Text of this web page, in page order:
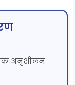
एक अनुशीलन